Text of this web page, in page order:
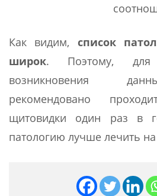
Как видим, список
широк. Поэтому, для
возникновения
рекомендовано
щитовидки один раз в
патологию лучше лечить